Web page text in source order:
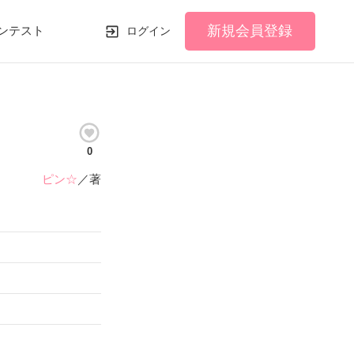
テスト ログイン 新規会員登録
0
ピン☆ ／著